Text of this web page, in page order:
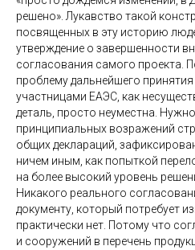
решено». Лукавство такой
посвященных в эту историю
утверждение о завершенности
согласования самого проекта.
проблему дальнейшего
участницами ЕАЭС, как
деталь, просто неуместна.
принципиальных возражений
общих деклараций,
ничем иным, как попыткой
на более высокий уровень
Никакого реального
документу, который потребует
практически нет. Потому что
и сооружений в перечень